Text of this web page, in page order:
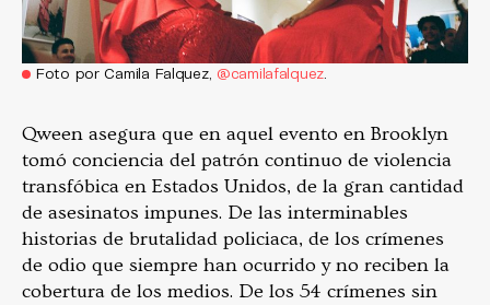
Foto por Camila Falquez, @camilafalquez
Qween asegura que en aquel evento en Brooklyn
tomó conciencia del patrón continuo de violencia
transfóbica en Estados Unidos, de la gran cantidad
de asesinatos impunes. De las interminables
historias de brutalidad policiaca, de los crímenes
de odio que siempre han ocurrido y no reciben la
cobertura de los medios. De los 54 crímenes sin